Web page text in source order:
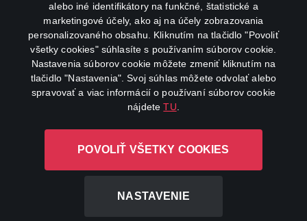
alebo iné identifikátory na funkčné, štatistické a
marketingové účely, ako aj na účely zobrazovania
personalizovaného obsahu. Kliknutím na tlačidlo "Povoliť
všetky cookies" súhlasíte s používaním súborov cookie.
Nastavenia súborov cookie môžete zmeniť kliknutím na
tlačidlo "Nastavenia". Svoj súhlas môžete odvolať alebo
spravovať a viac informácií o používaní súborov cookie
nájdeteTU
POVOLIŤ VŠETKY COOKIES
NASTAVENIE
My profile
Important links
Canal+ Luxembourg S. à r.l. so sídlom Rue Albert Borschette 4,